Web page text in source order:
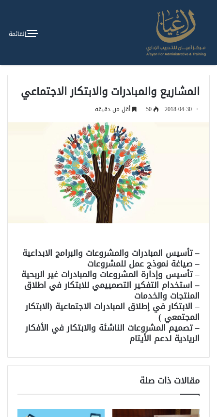
القائمة
المشاريع والمبادرات والابتكار الاجتماعي
2018-04-30
50 أقل من دقيقة
– تأسيس المبادرات والمشروعات والبرامج الابداعية
– صياغة نموذج عمل للمشروعات
– تأسيس وإدارة المشروعات والمبادرات غير الربحية
– استخدام التفكير التصمييمي للابتكار في اطلاق
المنتجات والخدمات
– الابتكار في إطلاق المبادرات الاجتماعية (الابتكار
المجتمعي )
– تصميم المشروعات الناشئة والابتكار في الأفكار
الريادية لدعم الأيتام
مقالات ذات صلة